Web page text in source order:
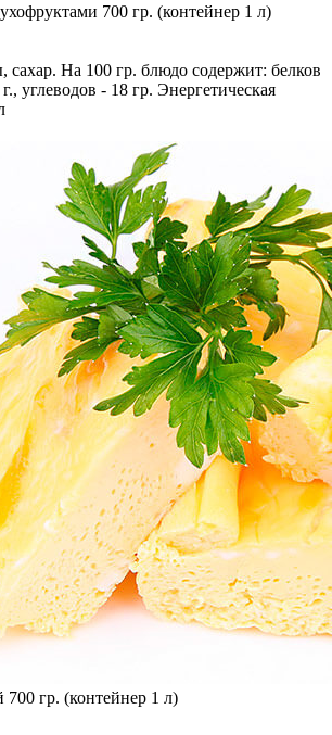
700 гр. (контейнер 1 л)
сахар. На 100 гр. блюдо содержит: белков
углеводов - 18 гр. Энергетическая
гр. (контейнер 1 л)